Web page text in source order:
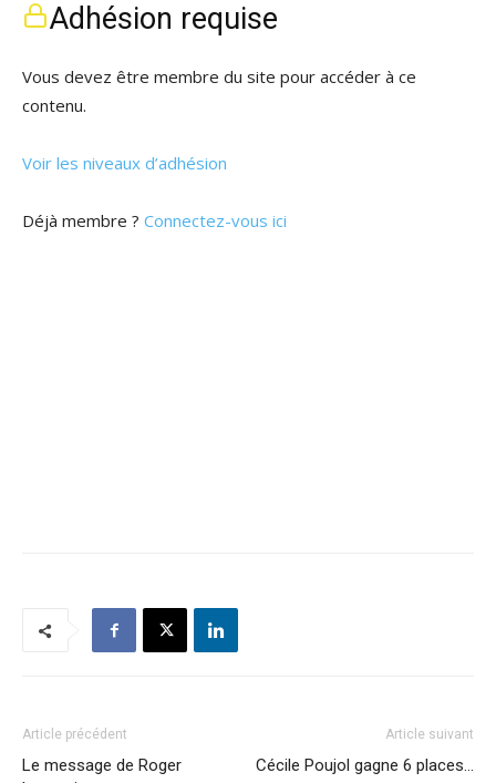
Adhésion requise
Vous devez être membre du site pour accéder à ce
contenu.
Voir les niveaux d’adhésion
Déjà membre ? Connectez-vous ici
Article précédent
Le message de Roger
Article suivant
Cécile Poujol gagne 6 places…